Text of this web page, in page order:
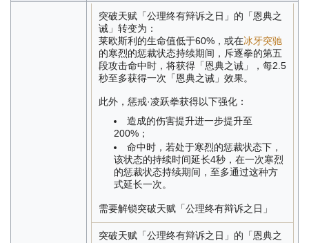
突破天赋「公理终有辩诉之日」的「恩典之
诫」转变为：
莱欧斯利的生命值低于60%，或在冰牙突驰
的寒烈的惩裁状态持续期间，斥逐拳的第五
段攻击命中时，将获得「恩典之诫」，每2.5
秒至多获得一次「恩典之诫」效果。
此外，惩戒·凌跃拳获得以下强化：
造成的伤害提升进一步提升至
200%；
命中时，若处于寒烈的惩裁状态下，
该状态的持续时间延长4秒，在一次寒烈
的惩裁状态持续期间，至多通过这种方
式延长一次。
需要解锁突破天赋「公理终有辩诉之日」
突破天赋「公理终有辩诉之日」的「恩典之